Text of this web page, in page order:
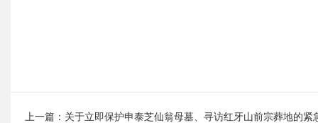
上一篇： 关于立即保护申泰芝仙翁母墓、寻访红牙山前宗葬地的紧